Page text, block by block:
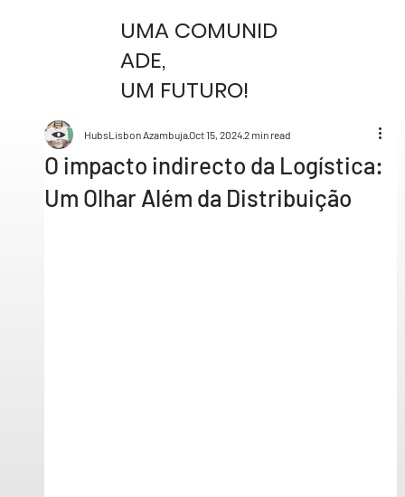
UMA COMUNID
ADE,
UM FUTURO!
O impacto indirecto da Logística:
Um Olhar Além da Distribuição
HubsLisbon AzambujaOct 15, 20242 min read